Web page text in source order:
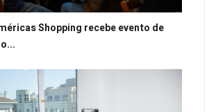
Shopping recebe evento de